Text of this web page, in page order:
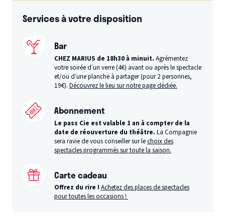
Services à votre disposition
Bar
CHEZ MARIUS de 18h30 à minuit.Agrémentez
votre soirée d’un verre (4€) avant ou après le spectacle
et/ou d’une planche à partager (pour 2 personnes,
19€).Découvrez le lieu sur notre page dédiée.
Abonnement
Le pass Cie est valable 1 an à compter de la
date de réouverture du théâtre.La Compagnie
sera ravie de vous conseiller sur lechoix des
spectacles programmés sur toute la saison.
Carte cadeau
Offrez du rire ! Achetez des places de spectacles
pour toutes les occasions !